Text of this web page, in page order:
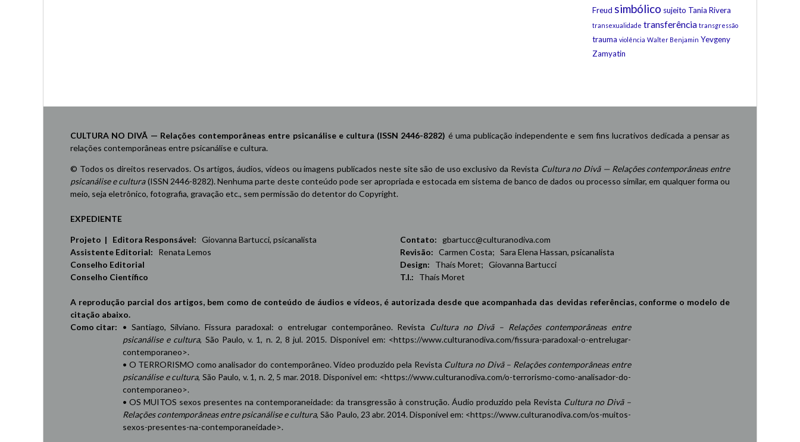
Freud simbólico sujeito Tania Rivera
transexualidade transferência transgressão
trauma violência Walter Benjamin Yevgeny
Zamyatin
CULTURA NO DIVÃ — Relações contemporâneas entre psicanálise e cultura (ISSN 2446-8282) é uma publicação independente e sem fins lucrativos dedicada a pensar as
relações contemporâneas entre psicanálise e cultura.
© Todos os direitos reservados. Os artigos, áudios, vídeos ou imagens publicados neste site são de uso exclusivo da Revista Cultura no Divã — Relações contemporâneas entre
psicanálise e cultura(ISSN 2446-8282). Nenhuma parte deste conteúdo pode ser apropriada e estocada em sistema de banco de dados ou processo similar, em qualquer forma ou
meio, seja eletrônico, fotografia, gravação etc., sem permissão do detentor do Copyright.
EXPEDIENTE
Projeto | Editora Responsável: Giovanna Bartucci, psicanalista
Assistente Editorial: Renata Lemos
Conselho Editorial
Conselho Científico
Contato: gbartucc@culturanodiva.com
Revisão: Carmen Costa; Sara Elena Hassan, psicanalista
Design: Thaís Moret; Giovanna Bartucci
T.I.: Thaís Moret
A reprodução parcial dos artigos, bem como de conteúdo de áudios e vídeos, é autorizada desde que acompanhada das devidas referências, conforme o modelo de
citação abaixo.
Como citar:
• Santiago, Silviano. Fissura paradoxal: o entrelugar contemporâneo. Revista Cultura no Divã – Relações contemporâneas entre
psicanálise e cultura, São Paulo, v. 1, n. 2, 8 jul. 2015. Disponível em: <https://www.culturanodiva.com/fissura-paradoxal-o-entrelugar-
contemporaneo>.
• O TERRORISMO como analisador do contemporâneo. Vídeo produzido pela Revista Cultura no Divã – Relações contemporâneas entre
psicanálise e cultura, São Paulo, v. 1, n. 2, 5 mar. 2018. Disponível em: <https://www.culturanodiva.com/o-terrorismo-como-analisador-do-
contemporaneo>.
• OS MUITOS sexos presentes na contemporaneidade: da transgressão à construção. Áudio produzido pela Revista Cultura no Divã –
Relações contemporâneas entre psicanálise e cultura, São Paulo, 23 abr. 2014. Disponível em: <https://www.culturanodiva.com/os-muitos-
sexos-presentes-na-contemporaneidade>.